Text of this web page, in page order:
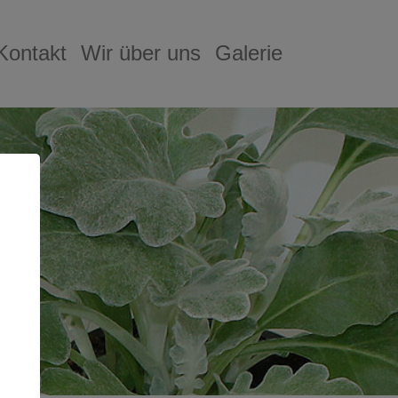
for "Produkte"
Wir über uns Galerie